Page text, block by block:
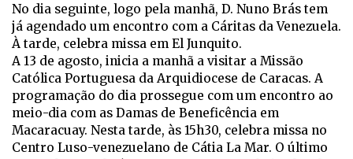
No dia seguinte, logo pela manhã, D. Nuno Brás tem
já agendado um encontro com a Cáritas da Venezuela.
À tarde, celebra missa em El Junquito.
A 13 de agosto, inicia a manhã a visitar a Missão
Católica Portuguesa da Arquidiocese de Caracas. A
programação do dia prossegue com um encontro ao
meio-dia com as Damas de Beneficência em
Macaracuay. Nesta tarde, às 15h30, celebra missa no
Centro Luso-venezuelano de Cátia La Mar. O último